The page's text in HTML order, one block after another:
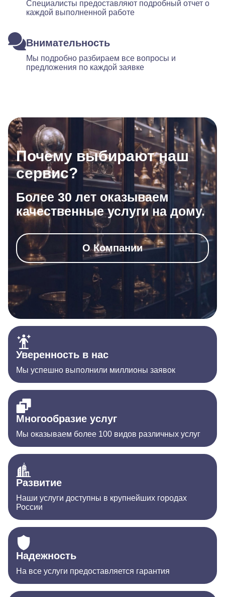
Специалисты предоставляют подробный отчет о
каждой выполненной работе
Внимательность
Мы подробно разбираем все вопросы и
предложения по каждой заявке
Почему выбирают наш
сервис?
Более 30 лет оказываем
качественные услуги на дому.
О Компании
Уверенность в нас
Мы успешно выполнили миллионы заявок
Многообразие услуг
Мы оказываем более 100 видов различных услуг
Развитие
Наши услуги доступны в крупнейших городах
России
Надежность
На все услуги предоставляется гарантия